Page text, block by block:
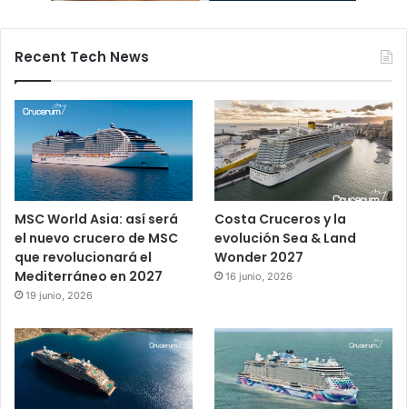
Recent Tech News
MSC World Asia: así será
el nuevo crucero de MSC
que revolucionará el
Mediterráneo en 2027
19 junio, 2026
Costa Cruceros y la
evolución Sea & Land
Wonder 2027
16 junio, 2026